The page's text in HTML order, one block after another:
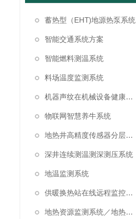
蓄热型（EHT)地源热泵系统
智能交通系统方案
智能燃料测温系统
料场温度监测系统
机器声纹在机械设备健康状态监测中的应用
物联网智慧养牛系统
地热井高精度传感器分层测温方案
深井连续测温测深测压系统
地温监测系统
供暖换热站在线远程监控系统方案
地热资源监测系统／地热管理系统